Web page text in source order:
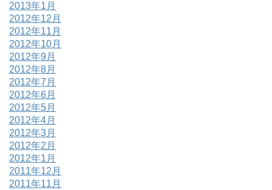
2013年1月
2012年12月
2012年11月
2012年10月
2012年9月
2012年8月
2012年7月
2012年6月
2012年5月
2012年4月
2012年3月
2012年2月
2012年1月
2011年12月
2011年11月